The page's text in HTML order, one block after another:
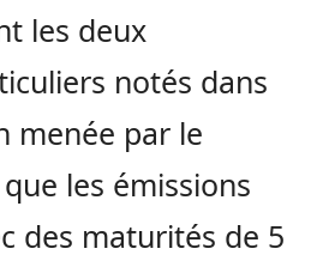
les deux
notés dans
menée par le
les émissions
des maturités de 5